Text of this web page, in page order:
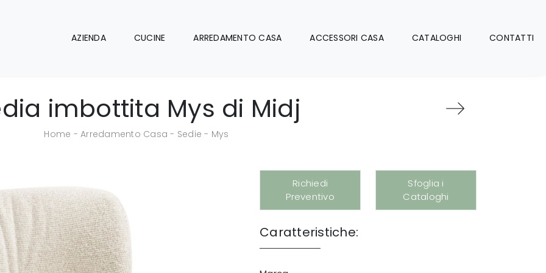
AZIENDA CUCINE ARREDAMENTO CASA ACCESSORI CASA CATALOGHI CONTATTI
imbottita Mys di Midj
Home -Arredamento Casa - Sedie - Mys
Richiedi
Preventivo
Sfoglia i
Cataloghi
Caratteristiche: